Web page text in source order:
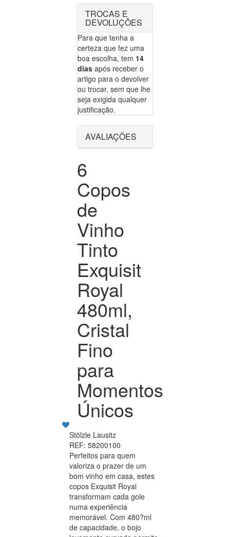
TROCAS E
DEVOLUÇÕES
Para que tenha a
certeza que fez uma
boa escolha, tem 14
dias após receber o
artigo para o devolver
ou trocar, sem que lhe
seja exigida qualquer
justificação.
AVALIAÇÕES
6
Copos
de
Vinho
Tinto
Exquisit
Royal
480ml,
Cristal
Fino
para
Momentos
Únicos
Stölzle Lausitz
REF: 58200100
Perfeitos para quem
valoriza o prazer de um
bom vinho em casa, estes
copos Exquisit Royal
transformam cada gole
numa experiência
memorável. Com 480?ml
de capacidade, o bojo